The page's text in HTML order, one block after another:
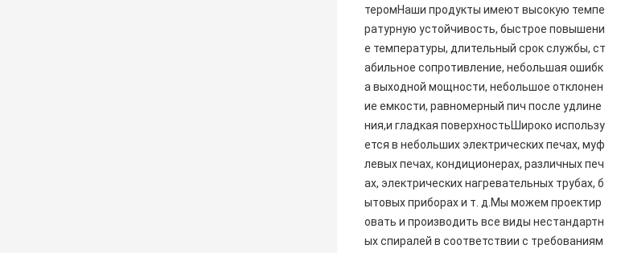
теромНаши продукты имеют высокую темпе
ратурную устойчивость, быстрое повышени
е температуры, длительный срок службы, ст
абильное сопротивление, небольшая ошибк
а выходной мощности, небольшое отклонен
ие емкости, равномерный пич после удлине
ния,и гладкая поверхностьШироко использу
ется в небольших электрических печах, муф
левых печах, кондиционерах, различных печ
ах, электрических нагревательных трубах, б
ытовых приборах и т. д.Мы можем проектир
овать и производить все виды нестандартн
ых спиралей в соответствии с требованиям